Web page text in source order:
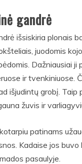
gandrė
išsiskiria plonais
juodomis
Dažniausiai ji
ir tvenkiniuose.
išjudintų grobį. Taip
žuvis ir
patinams
Kadaise jos buvo
pasaulyje.